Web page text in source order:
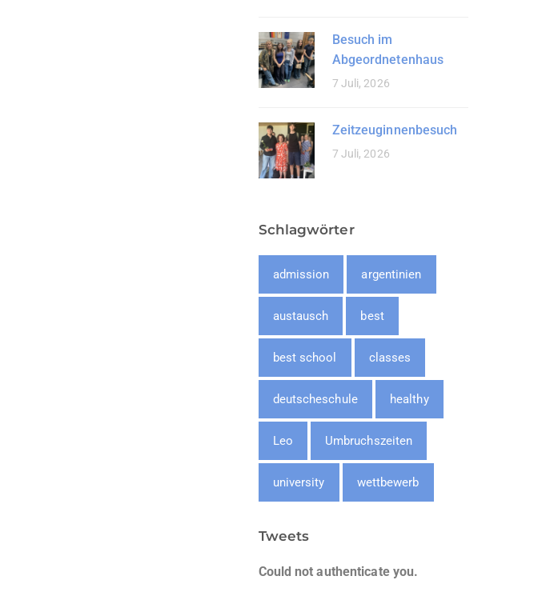
Besuch im
Abgeordnetenhaus
7 Juli, 2026
Zeitzeuginnenbesuch
7 Juli, 2026
Schlagwörter
admission argentinien
austausch best
best school classes
deutscheschule healthy
Leo Umbruchszeiten
university wettbewerb
Tweets
Could not authenticate you.